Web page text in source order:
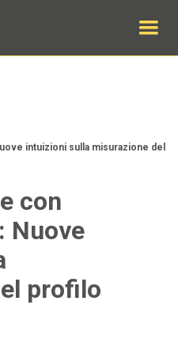
intuizioni sulla misurazione del
con
Nuove
profilo